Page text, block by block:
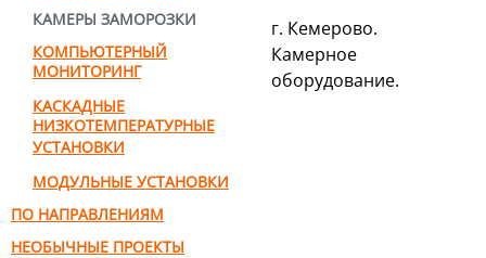
КАМЕРЫ ЗАМОРОЗКИ
КОМПЬЮТЕРНЫЙ
МОНИТОРИНГ
КАСКАДНЫЕ
НИЗКОТЕМПЕРАТУРНЫЕ
УСТАНОВКИ
МОДУЛЬНЫЕ УСТАНОВКИ
ПО НАПРАВЛЕНИЯМ
НЕОБЫЧНЫЕ ПРОЕКТЫ
г. Кемерово.
Камерное
оборудование.